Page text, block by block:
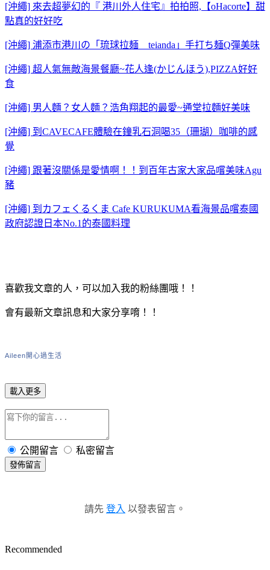
[沖繩] 來去超夢幻的『 港川外人住宅』拍拍照,【oHacorte】甜
點真的好好吃
[沖繩] 浦添市港川の「琉球拉麺 teianda」手打ち麺Q彈美味
[沖繩] 超人氣無敵海景餐廳~花人逢(かじんほう),PIZZA好好
食
[沖繩] 男人麵？女人麵？浩角翔起的最愛~通堂拉麵好美味
[沖繩] 到CAVECAFE體驗在鐘乳石洞喝35（珊瑚）咖啡的感
覺
[沖繩] 跟著沒關係是愛情啊！！到百年古家大家品嚐美味Agu
豬
[沖繩] 到カフェくるくま Cafe KURUKUMA看海景品嚐泰國
政府認證日本No.1的泰國料理
喜歡我文章的人，可以加入我的粉絲團哦！！
會有最新文章訊息和大家分享唷！！
Aileen開心過生活
載入更多
公開留言 私密留言
發佈留言
請先 登入 以發表留言。
Recommended